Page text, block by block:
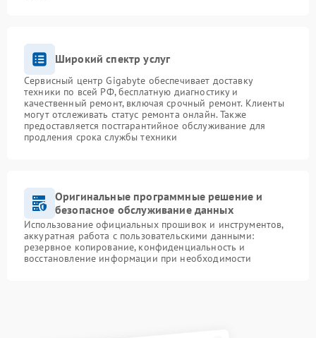
Широкий спектр услуг
Сервисный центр Gigabyte обеспечивает доставку
техники по всей РФ, бесплатную диагностику и
качественный ремонт, включая срочный ремонт. Клиенты
могут отслеживать статус ремонта онлайн. Также
предоставляется постгарантийное обслуживание для
продления срока службы техники
Оригинальные программные решение и
безопасное обслуживание данных
Использование официальных прошивок и инструментов,
аккуратная работа с пользовательскими данными:
резервное копирование, конфиденциальность и
восстановление информации при необходимости